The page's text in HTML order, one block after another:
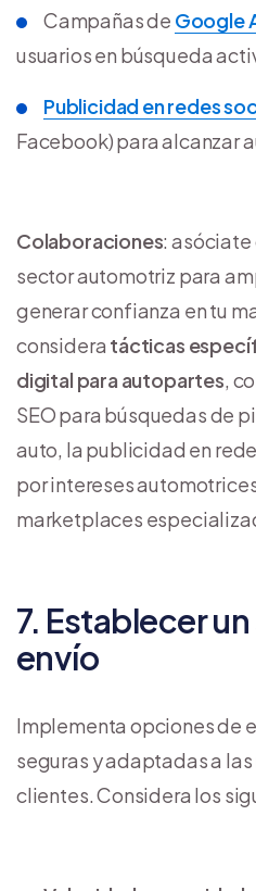
Campañas de Google
usuarios en búsqueda
Publicidad en redes
Facebook) para alcanzar
Colaboraciones: asóciate
sector automotriz para
generar confianza en tu
considera tácticas
digital para autopartes,
SEO para búsquedas de
auto, la publicidad en
por intereses
marketplaces
7. Establecer
envío
Implementa opciones de
seguras y adaptadas a
clientes. Considera los